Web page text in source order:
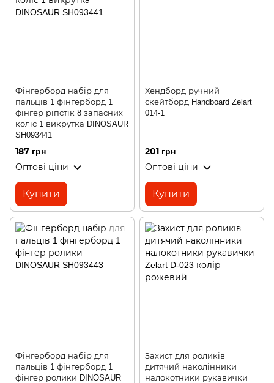
Фінгерборд набір для
пальців 1 фінгерборд 1
фінгер ріпстік 8 запасних
коліс 1 викрутка DINOSAUR
SH093441
187 грн
Оптові ціни
Купити
Хендборд ручний
скейтборд Handboard Zelart
014-1
201 грн
Оптові ціни
Купити
Фінгерборд набір для
пальців 1 фінгерборд 1
фінгер ролики DINOSAUR
Захист для роликів
дитячий наколінники
налокотники рукавички